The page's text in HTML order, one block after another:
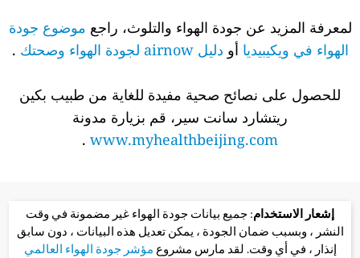
لمعرفة المزيد عن جودة الهواء والتلوث، راجع موضوع جودة
الهواء في ويكيبيديا أو دليل airnow لجودة الهواء وصحتك .
للحصول على نصائح صحية مفيدة للغاية من طبيب بكين
ريتشارد سانت سير، قم بزيارة مدونة
www.myhealthbeijing.com
.
إشعار الاستخدام: جميع بيانات جودة الهواء غير مضمونة في وقت
النشر ، وبسبب ضمان الجودة ، يمكن تعديل هذه البيانات ، دون سابق
إنذار ، في أي وقت. لقد مارس مشروع مؤشر جودة الهواء العالمي